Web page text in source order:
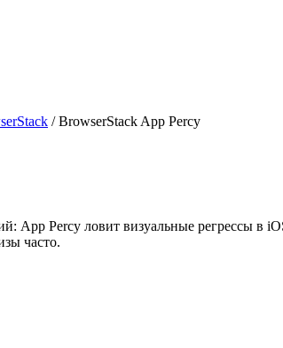
/ BrowserStack App Percy
App Percy ловит визуальные регрессы в
часто.